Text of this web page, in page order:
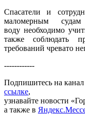
Спасатели и
маломерным
воду необходимо
также соблюдать
требований чревато
------------
Подпишитесь на канал
ссылке,
узнавайте новости
а также в